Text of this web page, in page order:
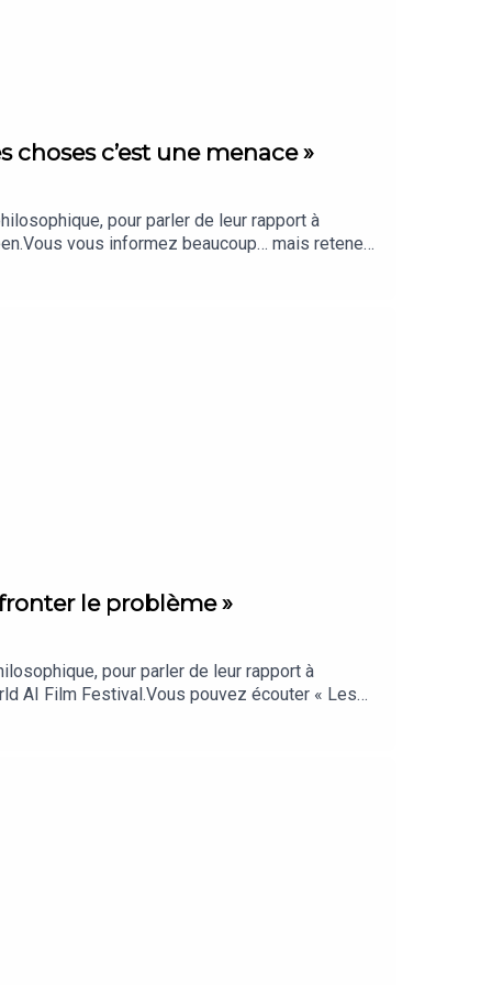
choses c’est une menace »
pour parler de leur rapport à
vous informez beaucoup… mais retenez-
vraiment, sélectionnés par notre
» sur l’application Les Echos :L’application
en chef : Clémence Lemaistre. Chef
for Digital Fundamental Rights et de la
Musique : COMA STUDIO – Floating
le problème »
pour parler de leur rapport à
AI Film Festival.Vous pouvez écouter « Les
sur AndroidVous vous informez beaucoup…
qui comptent vraiment, sélectionnés par
en chef : Clémence Lemaistre. Chef
: Willy Ganne. Chargée de